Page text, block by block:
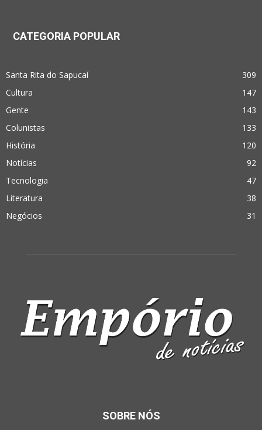
CATEGORIA POPULAR
Santa Rita do Sapucaí
309
Cultura
147
Gente
143
Colunistas
133
História
120
Notícias
92
Tecnologia
47
Literatura
38
Negócios
31
SOBRE NÓS